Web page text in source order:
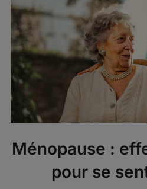
Ménopause :
pour se